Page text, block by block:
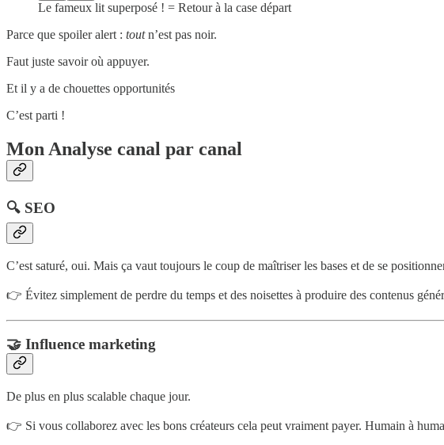
Le fameux lit superposé ! = Retour à la case départ
Parce que spoiler alert : toutn’est pas noir.
Faut juste savoir où appuyer.
Et il y a de chouettes opportunités
C’est parti !
Mon Analyse canal par canal
🔍 SEO
C’est saturé, oui. Mais ça vaut toujours le coup de maîtriser les bases et de se
👉 Évitez simplement de perdre du temps et des noisettes à produire des contenus
🤝 Influence marketing
De plus en plus scalable chaque jour.
👉 Si vous collaborez avec les bons créateurs cela peut vraiment payer. Humain à